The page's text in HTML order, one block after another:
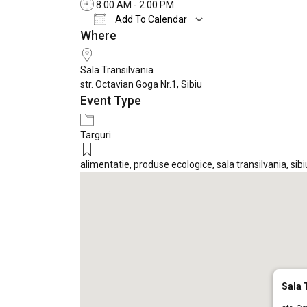
8:00 AM - 2:00 PM
Add To Calendar
Download ICS
Where
Sala Transilvania
str. Octavian Goga Nr.1, Sibiu
Event Type
Targuri
alimentatie, produse ecologice, sala transilvania,
Sala